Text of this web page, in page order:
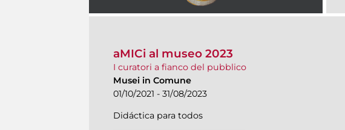
aMICi al museo 2023
I curatori a fianco del pubblico
Musei in Comune
01/10/2021 - 31/08/2023
Didáctica para todos